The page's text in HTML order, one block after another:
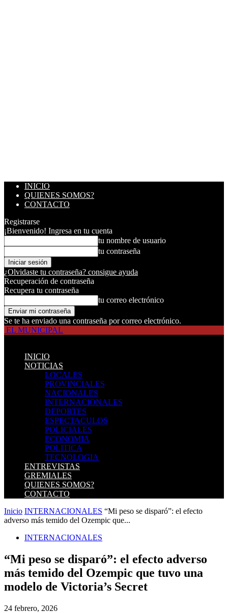
INICIO
QUIENES SOMOS?
CONTACTO
Registrarse
¡Bienvenido! Ingresa en tu cuenta
tu nombre de usuario
tu contraseña
¿Olvidaste tu contraseña? consigue ayuda
Recuperación de contraseña
Recupera tu contraseña
tu correo electrónico
Se te ha enviado una contraseña por correo electrónico.
EL MUNICIPAL
INICIO
NOTICIAS
LOCALES
PROVINCIALES
NACIONALES
INTERNACIONALES
DEPORTES
ESPECTACULOS
POLICIALES
ECONOMIA
POLITICA
TECNOLOGIA
ENTREVISTAS
GREMIALES
QUIENES SOMOS?
CONTACTO
Inicio INTERNACIONALES “Mi peso se disparó”: el efecto
adverso más temido del Ozempic que...
INTERNACIONALES
“Mi peso se disparó”: el efecto adverso
más temido del Ozempic que tuvo una
modelo de Victoria’s Secret
24 febrero, 2026